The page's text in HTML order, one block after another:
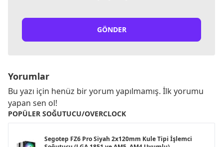
GÖNDER
Yorumlar
Bu yazı için henüz bir yorum yapılmamış. İlk yorumu
yapan sen ol!
POPÜLER SOĞUTUCU/OVERCLOCK
Segotep FZ6 Pro Siyah 2x120mm Kule Tipi İşlemci